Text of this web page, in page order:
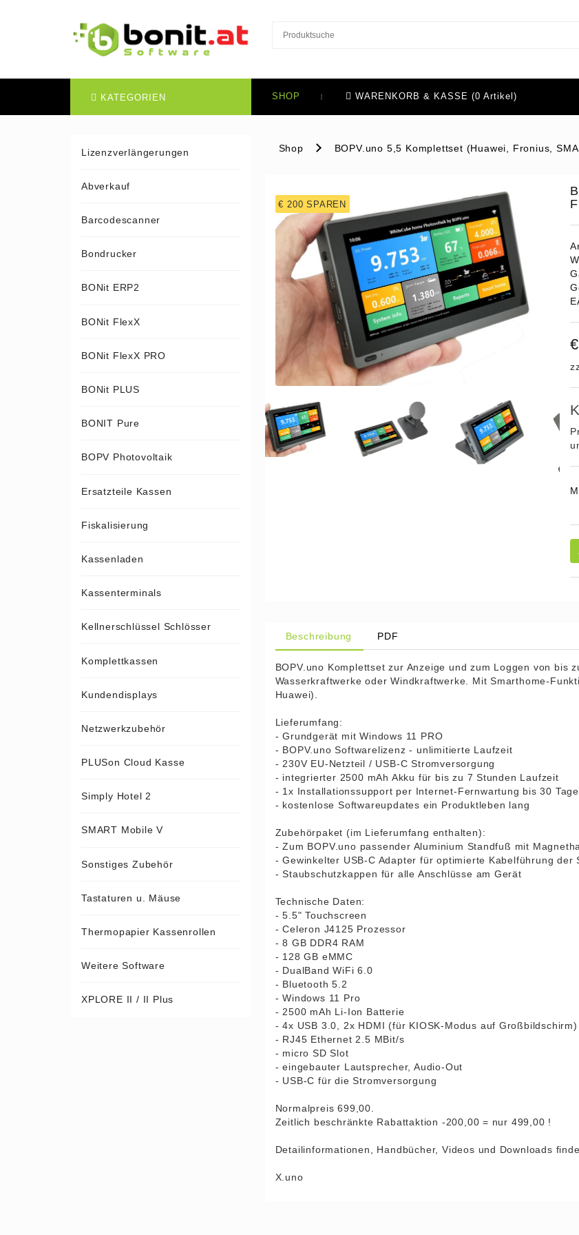
SHOP WARENKORB & KASSE (0 Artikel)
KATEGORIEN
Lizenzverlängerungen
Abverkauf
Barcodescanner
Bondrucker
BONit ERP2
BONit FlexX
BONit FlexX PRO
BONit PLUS
BONIT Pure
BOPV Photovoltaik
Ersatzteile Kassen
Fiskalisierung
Kassenladen
Kassenterminals
Kellnerschlüssel Schlösser
Komplettkassen
Kundendisplays
Netzwerkzubehör
PLUSon Cloud Kasse
Simply Hotel 2
SMART Mobile V
Sonstiges Zubehör
Tastaturen u. Mäuse
Thermopapier Kassenrollen
Weitere Software
XPLORE II / II Plus
Shop BOPV.uno 5,5 Komplettset (Huawei, Fronius,
€ 200 SPAREN
Beschreibung PDF
BOPV.uno Komplettset zur Anzeige und zum Loggen von bis
Wasserkraftwerke oder Windkraftwerke. Mit Smarthome-
Huawei).
Lieferumfang:
- Grundgerät mit Windows 11 PRO
- BOPV.uno Softwarelizenz - unlimitierte Laufzeit
- 230V EU-Netzteil / USB-C Stromversorgung
- integrierter 2500 mAh Akku für bis zu 7 Stunden Laufzeit
- 1x Installationssupport per Internet-Fernwartung bis 30
- kostenlose Softwareupdates ein Produktleben lang
Zubehörpaket (im Lieferumfang enthalten):
- Zum BOPV.uno passender Aluminium Standfuß mit
- Gewinkelter USB-C Adapter für optimierte Kabelführung der
- Staubschutzkappen für alle Anschlüsse am Gerät
Technische Daten:
- 5.5" Touchscreen
- Celeron J4125 Prozessor
- 8 GB DDR4 RAM
- 128 GB eMMC
- DualBand WiFi 6.0
- Bluetooth 5.2
- Windows 11 Pro
- 2500 mAh Li-Ion Batterie
- 4x USB 3.0, 2x HDMI (für KIOSK-Modus auf Großbildschirm)
- RJ45 Ethernet 2.5 MBit/s
- micro SD Slot
- eingebauter Lautsprecher, Audio-Out
- USB-C für die Stromversorgung
Normalpreis 699,00.
Zeitlich beschränkte Rabattaktion -200,00 = nur 499,00 !
Detailinformationen, Handbücher, Videos und Downloads
X.uno